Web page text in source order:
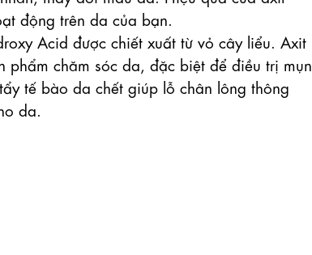
động trên da của bạn.
Acid được chiết xuất từ vỏ cây liểu. Axit
phẩm chăm sóc da, đặc biệt để điều trị mụn
tế bào da chết giúp lỗ chân lông thông
da.